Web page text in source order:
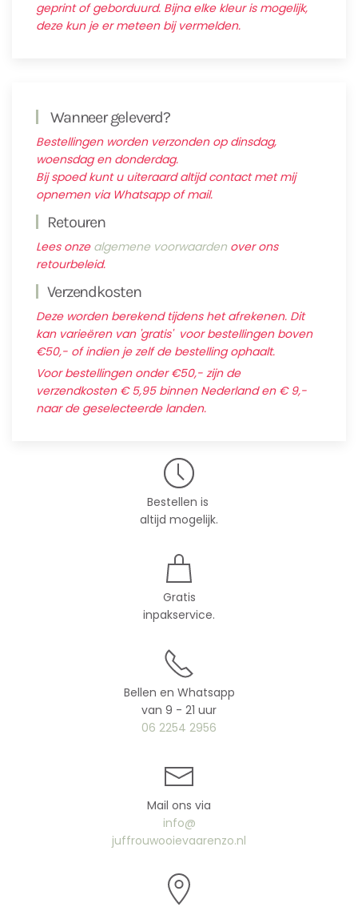
geprint of geborduurd. Bijna elke kleur is mogelijk,
deze kun je er meteen bij vermelden.
Wanneer geleverd?
Bestellingen worden verzonden op dinsdag,
woensdag en donderdag.
Bij spoed kunt u uiteraard altijd contact met mij
opnemen via Whatsapp of mail.
Retouren
Lees onze algemene voorwaarden over ons
retourbeleid.
Verzendkosten
Deze worden berekend tijdens het afrekenen. Dit
kan varieëren van 'gratis' voor bestellingen boven
€50,- of indien je zelf de bestelling ophaalt.
Voor bestellingen onder €50,- zijn de
verzendkosten € 5,95 binnen Nederland en € 9,-
naar de geselecteerde landen.
Bestellen is
altijd mogelijk.
Gratis
inpakservice.
Bellen en Whatsapp
van 9 - 21 uur
06 2254 2956
Mail ons via
info@
juffrouwooievaarenzo.nl